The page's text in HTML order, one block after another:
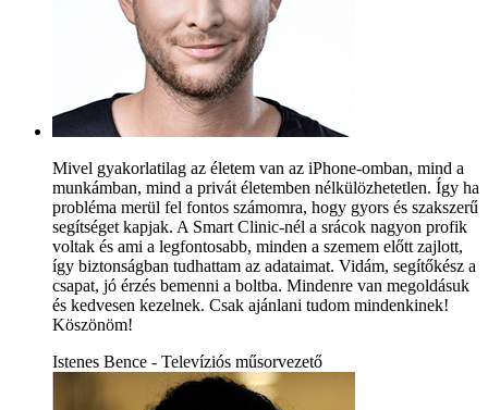
Mivel gyakorlatilag az életem van az iPhone-omban, mind a
munkámban, mind a privát életemben nélkülözhetetlen. Így ha
probléma merül fel fontos számomra, hogy gyors és szakszerű
segítséget kapjak. A Smart Clinic-nél a srácok nagyon profik
voltak és ami a legfontosabb, minden a szemem előtt zajlott,
így biztonságban tudhattam az adataimat. Vidám, segítőkész a
csapat, jó érzés bemenni a boltba. Mindenre van megoldásuk
és kedvesen kezelnek. Csak ajánlani tudom mindenkinek!
Köszönöm!
Istenes Bence - Televíziós műsorvezető